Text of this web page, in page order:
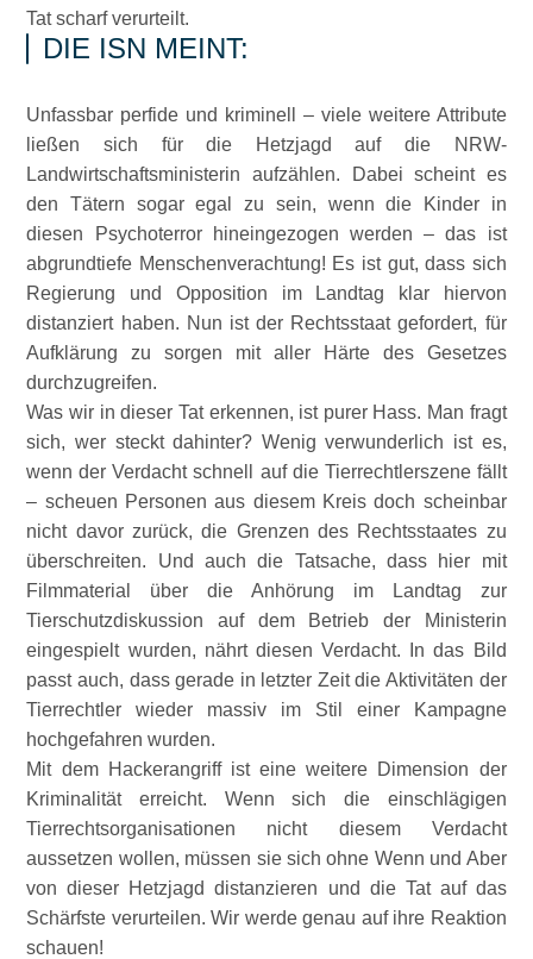
Tat scharf verurteilt.
DIE ISN MEINT:
Unfassbar perfide und kriminell – viele weitere Attribute
ließen sich für die Hetzjagd auf die NRW-
Landwirtschaftsministerin aufzählen. Dabei scheint es
den Tätern sogar egal zu sein, wenn die Kinder in
diesen Psychoterror hineingezogen werden – das ist
abgrundtiefe Menschenverachtung! Es ist gut, dass sich
Regierung und Opposition im Landtag klar hiervon
distanziert haben. Nun ist der Rechtsstaat gefordert, für
Aufklärung zu sorgen mit aller Härte des Gesetzes
durchzugreifen.
Was wir in dieser Tat erkennen, ist purer Hass. Man fragt
sich, wer steckt dahinter? Wenig verwunderlich ist es,
wenn der Verdacht schnell auf die Tierrechtlerszene fällt
– scheuen Personen aus diesem Kreis doch scheinbar
nicht davor zurück, die Grenzen des Rechtsstaates zu
überschreiten. Und auch die Tatsache, dass hier mit
Filmmaterial über die Anhörung im Landtag zur
Tierschutzdiskussion auf dem Betrieb der Ministerin
eingespielt wurden, nährt diesen Verdacht. In das Bild
passt auch, dass gerade in letzter Zeit die Aktivitäten der
Tierrechtler wieder massiv im Stil einer Kampagne
hochgefahren wurden.
Mit dem Hackerangriff ist eine weitere Dimension der
Kriminalität erreicht. Wenn sich die einschlägigen
Tierrechtsorganisationen nicht diesem Verdacht
aussetzen wollen, müssen sie sich ohne Wenn und Aber
von dieser Hetzjagd distanzieren und die Tat auf das
Schärfste verurteilen. Wir werde genau auf ihre Reaktion
schauen!